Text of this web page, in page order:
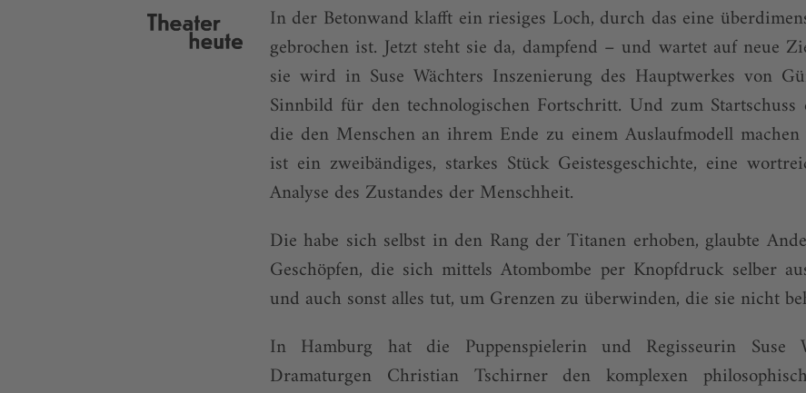
In der Betonwand klafft ein riesiges Loch, durch das eine
gebrochen ist. Jetzt steht sie da, dampfend – und wartet auf neue
sie wird in Suse Wächters Inszenierung des Hauptwerkes von
Sinnbild für den technologischen Fortschritt. Und zum
die den Menschen an ihrem Ende zu einem Auslaufmodell
ist ein zweibändiges, starkes Stück Geistesgeschichte, eine
Analyse des Zustandes der Menschheit.
Die habe sich selbst in den Rang der Titanen erhoben, glaubte
Geschöpfen, die sich mittels Atombombe per Knopfdruck selber
und auch sonst alles tut, um Grenzen zu überwinden, die sie nicht
In Hamburg hat die Puppenspielerin und Regisseurin Suse
Dramaturgen Christian Tschirner den komplexen